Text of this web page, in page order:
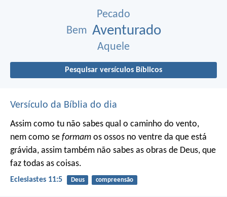
Pecado
Bem Aventurado
Aquele
Pesquisar versículos Bíblicos
Versículo da Bíblia do dia
Assim como tu não sabes qual o caminho do vento,
nem como se formam os ossos no ventre da que está
grávida, assim também não sabes as obras de Deus, que
faz todas as coisas.
Eclesiastes 11:5 Deus compreensão